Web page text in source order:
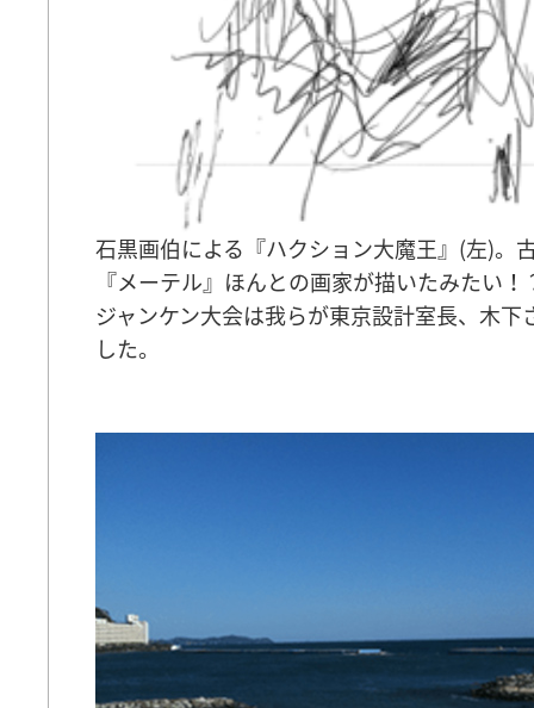
石黒画伯による『ハクション大魔王』(左)。
『メーテル』ほんとの画家が描いたみたい！
ジャンケン大会は我らが東京設計室長、木下
した。